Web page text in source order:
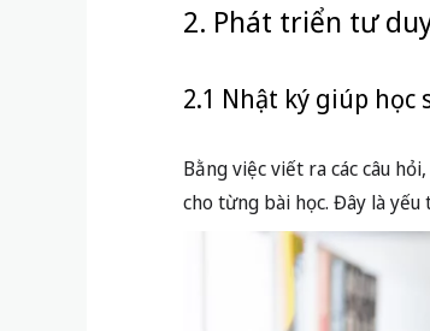
2. Phát triển tư
2.1 Nhật ký giúp
Bằng việc viết ra các câu
cho từng bài học. Đây là